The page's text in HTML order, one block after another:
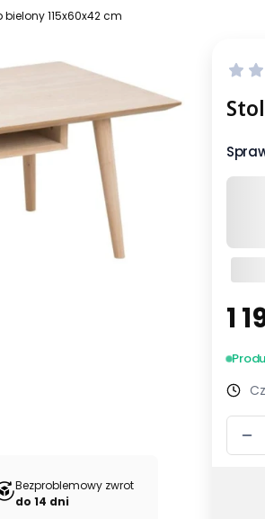
115x60x42 cm
Bezproblemowy zwrot
do 14 dni
1